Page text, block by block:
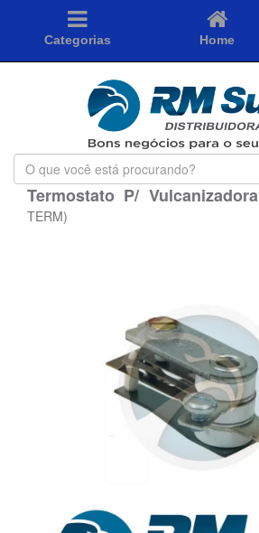
Categorias Home
O
que
você
está
Termostato P/ Vulcanizadora
TERM)